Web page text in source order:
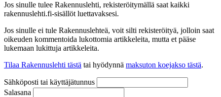
Jos sinulle tulee Rakennuslehti, rekisteröitymällä saat kaikki
rakennuslehti.fi-sisällöt luettavaksesi.
Jos sinulle ei tule Rakennuslehteä, voit silti rekisteröityä, jolloin saat
oikeuden kommentoida lukottomia artikkeleita, mutta et pääse
lukemaan lukittuja artikkeleita.
Tilaa Rakennuslehti tästä tai hyödynnä maksuton koejakso tästä.
Sähköposti tai käyttäjätunnus
Salasana